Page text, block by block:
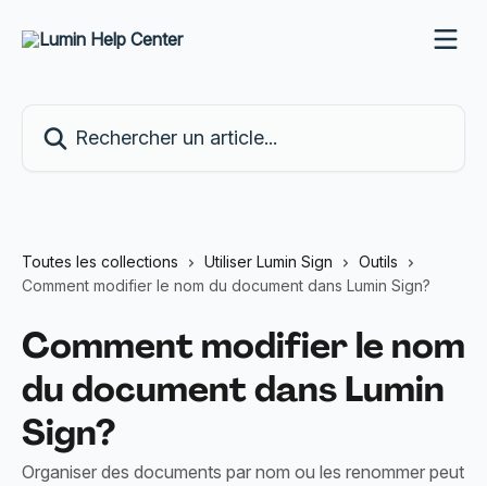
Toutes les collections Utiliser Lumin Sign
Outils
Comment modifier le nom du document dans Lumin Sign?
Comment modifier le nom
du document dans Lumin
Sign?
Organiser des documents par nom ou les renommer peut